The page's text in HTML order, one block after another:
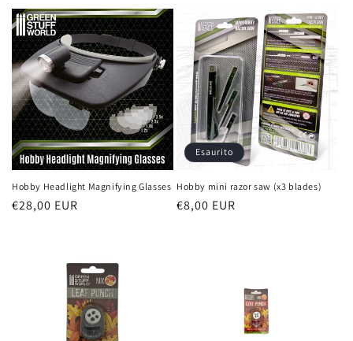
listino
listino
Hobby Headlight Magnifying Glasses
Prezzo
€28,00 EUR
Esaurito
Hobby mini razor saw (x3 blades)
Prezzo
€8,00 EUR